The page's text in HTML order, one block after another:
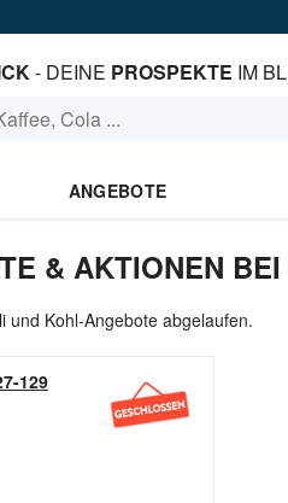
- DEINE PROSPEKTE IM
ANGEBOTE
& AKTIONEN
und Kohl-Angebote abgelaufen.
129